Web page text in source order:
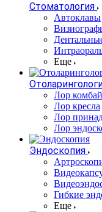
Стоматология
Автоклавы
Еще
Лор
Лор кресла
Лор
Лор
Эндоскопия
Гибкие
Еще